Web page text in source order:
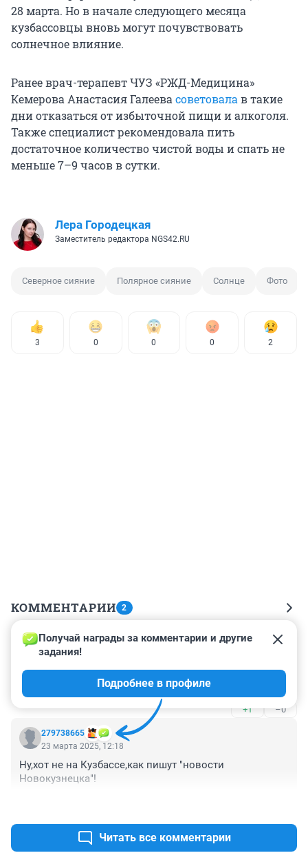
28 марта. Но в начале следующего месяца
кузбассовцы вновь могут почувствовать
солнечное влияние.
Ранее врач-терапевт ЧУЗ «РЖД-Медицина»
Кемерова Анастасия Галеева советовала в такие
дни отказаться от избыточной пищи и алкоголя.
Также специалист рекомендовала пить
достаточное количество чистой воды и спать не
меньше 7–9 часов в сутки.
Лера Городецкая
Заместитель редактора NGS42.RU
Северное сияние Полярное сияние Солнце Фото
3 0 0 0 2
КОММЕНТАРИИ 2
Гость
24 марта 2025, 00:58
Разрезы своими котлованами фонят. В Кузбассе уже
можно о луне фильмы снимать. Одни кратеры
+1 –0
279738665
Получай награды за комментарии и другие
задания!
Подробнее в профиле
23 марта 2025, 12:18
Ну,хот не на Кузбассе,как пишут "новости
Новокузнецка"!
Читать все комментарии